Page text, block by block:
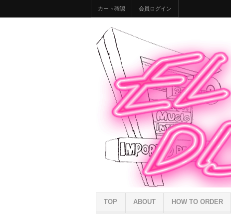
カート確認 会員ログイン
TOP ABOUT HOW TO ORDER